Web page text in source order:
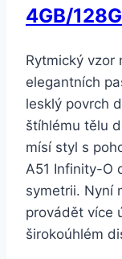
4GB/
Rytmický vzor
elegantních
lesklý povrch
štíhlému tělu
mísí styl s
A51 Infinity-O
symetrii. Nyní
provádět více
širokoúhlém